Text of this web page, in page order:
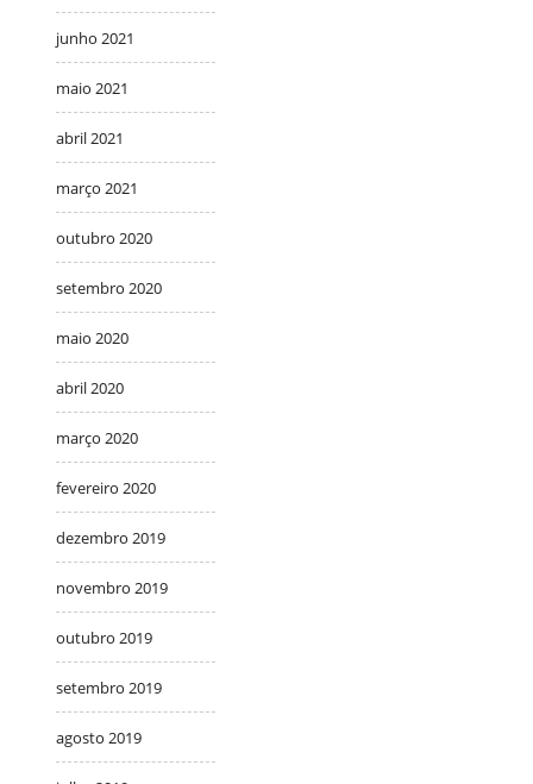
junho 2021
maio 2021
abril 2021
março 2021
outubro 2020
setembro 2020
maio 2020
abril 2020
março 2020
fevereiro 2020
dezembro 2019
novembro 2019
outubro 2019
setembro 2019
agosto 2019